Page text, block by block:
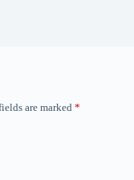
are marked *